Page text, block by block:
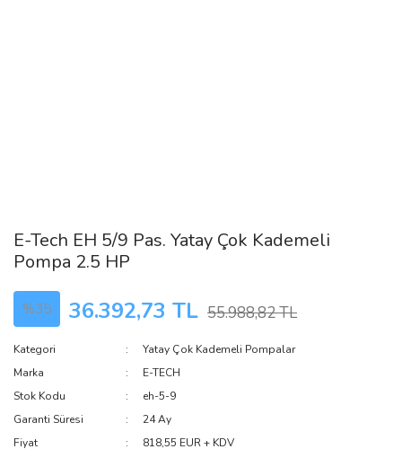
E-Tech EH 5/9 Pas. Yatay Çok Kademeli
Pompa 2.5 HP
%35 36.392,73 TL 55.988,82 TL
Kategori
Yatay Çok Kademeli Pompalar
Marka
E-TECH
Stok Kodu
eh-5-9
Garanti Süresi
24 Ay
Fiyat
818,55 EUR + KDV